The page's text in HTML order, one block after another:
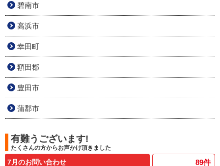
碧南市
高浜市
幸田町
額田郡
豊田市
蒲郡市
有難うございます!
たくさんの方からお声かけ頂きました
7月のお問い合わせ 89件